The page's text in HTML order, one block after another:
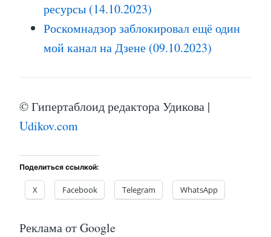
ресурсы (14.10.2023)
Роскомнадзор заблокировал ещё один
мой канал на Дзене (09.10.2023)
© Гипертаблоид редактора Удикова |
Udikov.com
Поделиться ссылкой:
X Facebook Telegram WhatsApp
Реклама от Google